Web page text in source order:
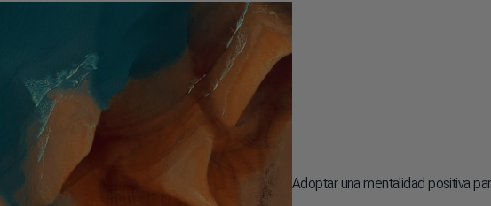
Adoptar una mentalidad positiva